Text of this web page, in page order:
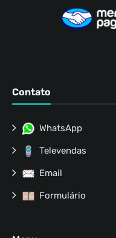
Contato
WhatsApp
Televendas
Email
Formulário